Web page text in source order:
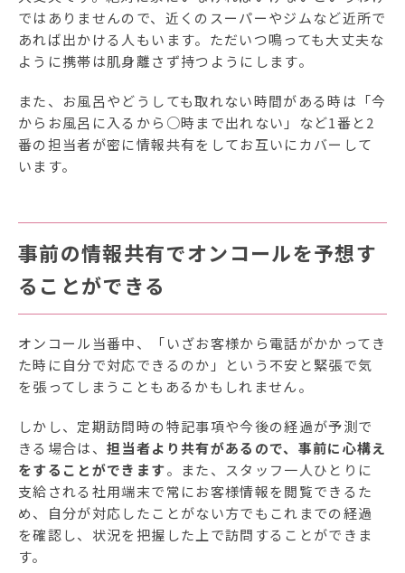
ではありませんので、近くのスーパーやジムなど近所で
あれば出かける人もいます。ただいつ鳴っても大丈夫な
ように携帯は肌身離さず持つようにします。
また、お風呂やどうしても取れない時間がある時は「今
からお風呂に入るから○時まで出れない」など1番と2
番の担当者が密に情報共有をしてお互いにカバーして
います。
事前の情報共有でオンコールを予想す
ることができる
オンコール当番中、「いざお客様から電話がかかってき
た時に自分で対応できるのか」という不安と緊張で気
を張ってしまうこともあるかもしれません。
しかし、定期訪問時の特記事項や今後の経過が予測で
きる場合は、担当者より共有があるので、事前に心構え
をすることができます。また、スタッフ一人ひとりに
支給される社用端末で常にお客様情報を閲覧できるた
め、自分が対応したことがない方でもこれまでの経過
を確認し、状況を把握した上で訪問することができま
す。